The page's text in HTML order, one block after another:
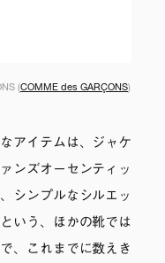
(COMME des GARÇONS)
アイテムは、ジャケ
ンズオーセンティッ
シンプルなシルエッ
いう、ほかの靴では
、これまでに数えき